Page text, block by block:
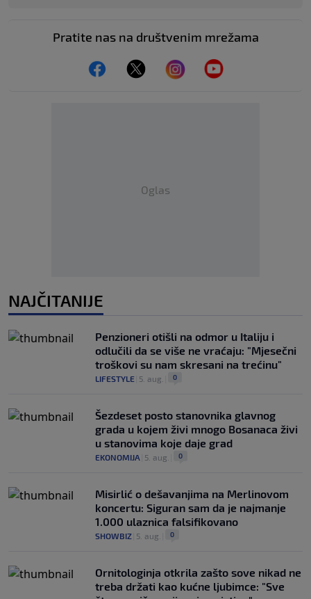
Pratite nas na društvenim mrežama
Oglas
NAJČITANIJE
Penzioneri otišli na odmor u Italiju i
odlučili da se više ne vraćaju: "Mjesečni
troškovi su nam skresani na trećinu"
LIFESTYLE 5. aug. 0
Šezdeset posto stanovnika glavnog
grada u kojem živi mnogo Bosanaca živi
u stanovima koje daje grad
EKONOMIJA 5. aug. 0
Misirlić o dešavanjima na Merlinovom
koncertu: Siguran sam da je najmanje
1.000 ulaznica falsifikovano
SHOWBIZ 5. aug. 0
Ornitologinja otkrila zašto sove nikad ne
treba držati kao kućne ljubimce: "Sve